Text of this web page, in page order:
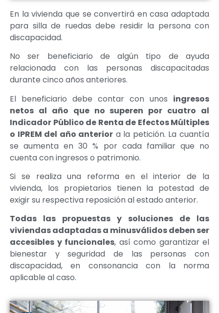
En la vivienda que se convertirá en casa adaptada
para silla de ruedas debe residir la persona con
discapacidad.
No ser beneficiario de algún tipo de ayuda
relacionada con las personas discapacitadas
durante cinco años anteriores.
El beneficiario debe contar con unos ingresos
netos al año que no superen por cuatro al
Indicador Público de Renta de Efectos Múltiples
o IPREM del año anterior a la petición. La cuantía
se aumenta en 30 % por cada familiar que no
cuenta con ingresos o patrimonio.
Si se realiza una reforma en el interior de la
vivienda, los propietarios tienen la potestad de
exigir su respectiva reposición al estado anterior.
Todas las propuestas y soluciones de las
viviendas adaptadas a minusválidos deben ser
accesibles y funcionales, así como garantizar el
bienestar y seguridad de las personas con
discapacidad, en consonancia con la norma
aplicable al caso.